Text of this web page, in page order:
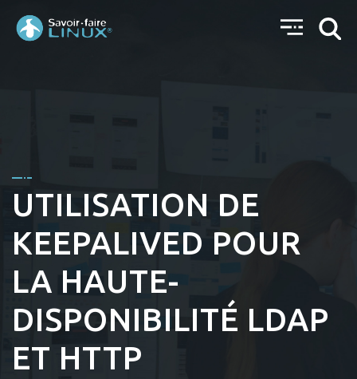
UTILISATION DE
KEEPALIVED POUR
LA HAUTE-
DISPONIBILITÉ LDAP
ET HTTP